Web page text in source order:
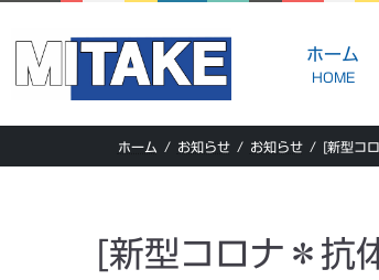
テ
ン
ゲ
ー
ホーム
HOME
ホーム お知らせ お知らせ [新型コ
[新型コロナ＊抗